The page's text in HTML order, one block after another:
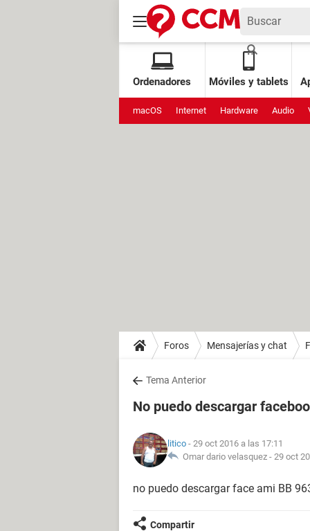
Ordenadores Móviles y tablets
macOS Internet Hardware Audio
Foros Mensajerías y chat
Tema Anterior
No puedo descargar
litico - 29 oct 2016 a las 17:11
Omar dario velasquez - 29 oct
no puedo descargar face ami BB
Compartir